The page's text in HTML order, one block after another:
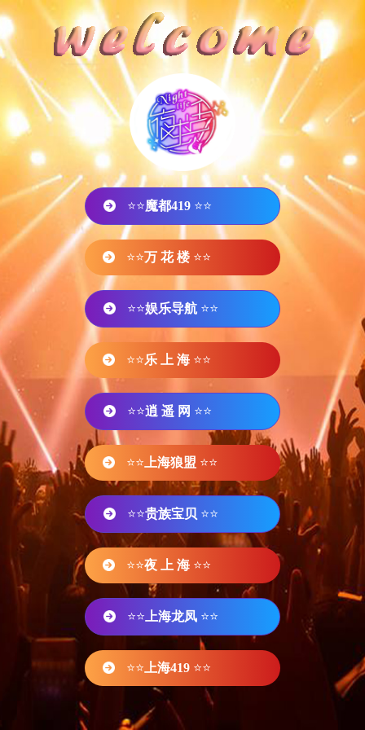
⭐⭐魔都419 ⭐⭐
⭐⭐万 花 楼 ⭐⭐
⭐⭐娱乐导航 ⭐⭐
⭐⭐乐 上 海 ⭐⭐
⭐⭐逍 遥 网 ⭐⭐
⭐⭐ 上海狼盟 ⭐⭐
⭐⭐贵族宝贝 ⭐⭐
⭐⭐夜 上 海 ⭐⭐
⭐⭐ 上海龙凤 ⭐⭐
⭐⭐ 上海419 ⭐⭐